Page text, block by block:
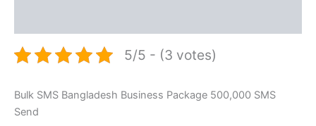
5/5 - (3 votes)
Bulk SMS Bangladesh Business Package 500,000 SMS
Send